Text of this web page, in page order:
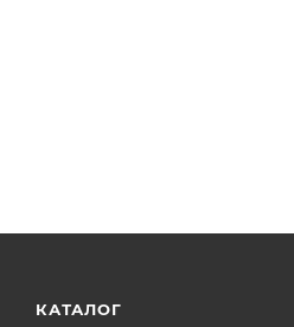
КАТАЛОГ